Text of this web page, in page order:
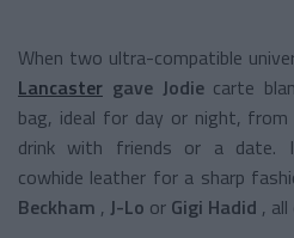
When two ultra-compatible
Lancaster gave Jodie carte
bag, ideal for day or night,
drink with friends or a date.
cowhide leather for a sharp
Beckham , J-Lo or Gigi Hadid ,